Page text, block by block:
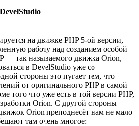
на движке PHP 5-ой версии,
работу над созданием особой
— так называемого движка Orion,
в DevelStudio уже со
стороны это пугает тем, что
от оригинального PHP в самой
того что уже есть в той версии PHP,
Orion. С другой стороны
движок Orion преподнесёт нам не мало
там очень многое: